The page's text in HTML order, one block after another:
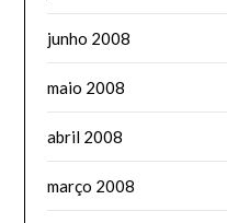
junho 2008
maio 2008
abril 2008
março 2008